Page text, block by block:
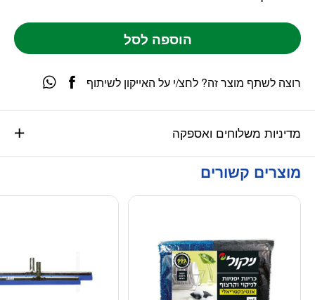
הוספה לסל
מדיניות משלוחים ואספקה
רוצה לשתף מוצר זה? לחצ/י על האייקון לשיתוף
מוצרים קשורים